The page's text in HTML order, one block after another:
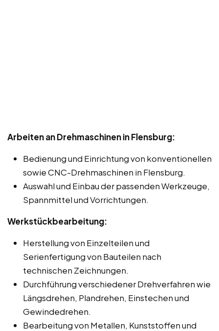
Arbeiten an Drehmaschinen in Flensburg:
Bedienung und Einrichtung von konventionellen
sowie CNC-Drehmaschinen in Flensburg.
Auswahl und Einbau der passenden Werkzeuge,
Spannmittel und Vorrichtungen.
Werkstückbearbeitung:
Herstellung von Einzelteilen und
Serienfertigung von Bauteilen nach
technischen Zeichnungen.
Durchführung verschiedener Drehverfahren wie
Längsdrehen, Plandrehen, Einstechen und
Gewindedrehen.
Bearbeitung von Metallen, Kunststoffen und